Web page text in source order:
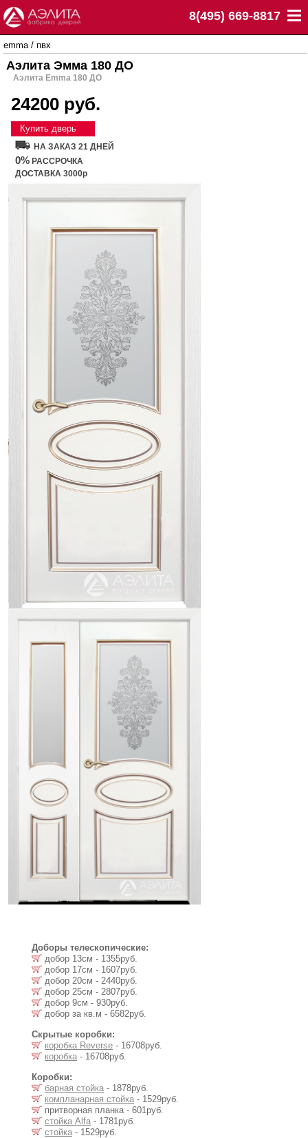
8(495) 669-8817
emma/ пвх
Аэлита Эмма 180 ДО
Аэлита Emma 180 ДО
24200 руб.
Купить дверь
НА ЗАКАЗ 21 ДНЕЙ
0% РАССРОЧКА
ДОСТАВКА 3000р
Доборы телескопические:
добор 13см - 1355руб.
добор 17см - 1607руб.
добор 20см - 2440руб.
добор 25см - 2807руб.
добор 9см - 930руб.
добор за кв.м - 6582руб.
Скрытые коробки:
коробка Reverse - 16708руб.
коробка - 16708руб.
Коробки:
барная стойка - 1878руб.
компланарная стойка - 1529руб.
притворная планка - 601руб.
стойка Alfa - 1781руб.
стойка - 1529руб.